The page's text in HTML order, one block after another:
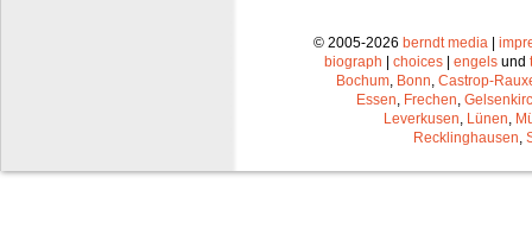
© 2005-2026 berndt media |
biograph | choices | engels und
Bochum Bonn Castrop-
Essen Frechen
Leverkusen Lünen
Recklinghausen